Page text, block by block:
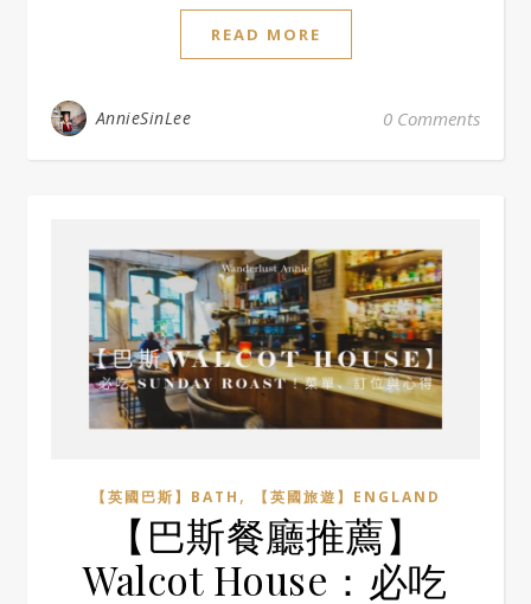
READ MORE
AnnieSinLee 0 Comments
【英國巴斯】BATH , 【英國旅遊】ENGLAND
【巴斯餐廳推薦】
Walcot House：必吃